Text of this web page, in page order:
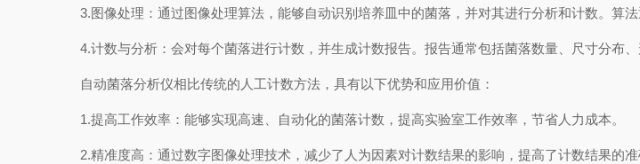
3.图像处理：通过图像处理算法，能够自动识别培养皿中的菌落，并对其进行分析和计数。算法
4.计数与分析：会对每个菌落进行计数，并生成计数报告。报告通常包括菌落数量、尺寸分布、
自动菌落分析仪相比传统的人工计数方法，具有以下优势和应用价值：
1.提高工作效率：能够实现高速、自动化的菌落计数，提高实验室工作效率，节省人力成本。
2.精准度高：通过数字图像处理技术，减少了人为因素对计数结果的影响，提高了计数结果的准